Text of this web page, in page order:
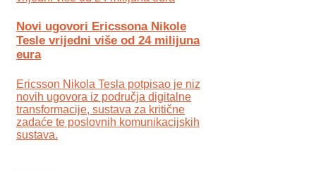
Novi ugovori Ericssona Nikole
Tesle vrijedni više od 24 milijuna
eura
Ericsson Nikola Tesla potpisao je niz
novih ugovora iz područja digitalne
transformacije, sustava za kritične
zadaće te poslovnih komunikacijskih
sustava.